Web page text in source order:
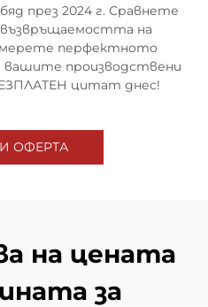
през 2024 г. Сравнете
възвръщаемостта на
перфектното
вашите производствени
цитат днес!
ОФЕРТА
на цената
за